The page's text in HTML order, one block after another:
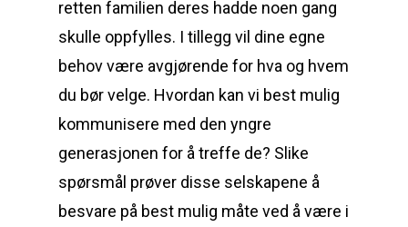
retten familien deres hadde noen gang
skulle oppfylles. I tillegg vil dine egne
behov være avgjørende for hva og hvem
du bør velge. Hvordan kan vi best mulig
kommunisere med den yngre
generasjonen for å treffe de? Slike
spørsmål prøver disse selskapene å
besvare på best mulig måte ved å være i